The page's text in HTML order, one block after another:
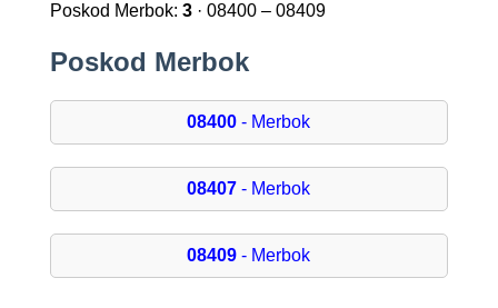
Poskod Merbok: 3· 08400 – 08409
Poskod Merbok
08400 - Merbok
08407 - Merbok
08409 - Merbok